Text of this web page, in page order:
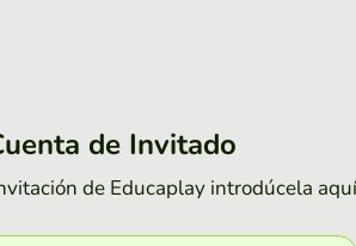
de Invitado
de Educaplay introdúcela